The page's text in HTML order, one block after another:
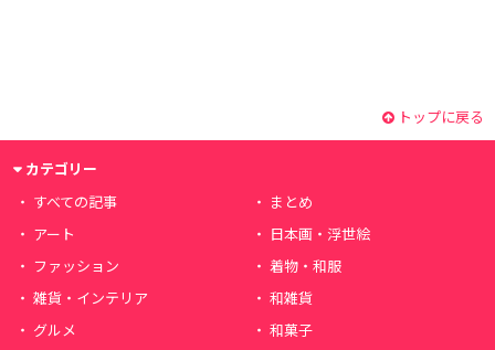
トップに戻る
カテゴリー
すべての記事
まとめ
アート
日本画・浮世絵
ファッション
着物・和服
雑貨・インテリア
和雑貨
グルメ
和菓子